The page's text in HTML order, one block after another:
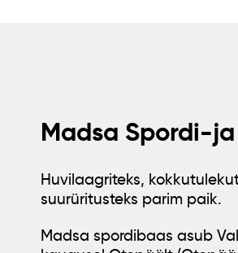
Madsa Spordi-ja
Huvilaagriteks,
suurüritusteks parim paik.
Madsa spordibaas asub